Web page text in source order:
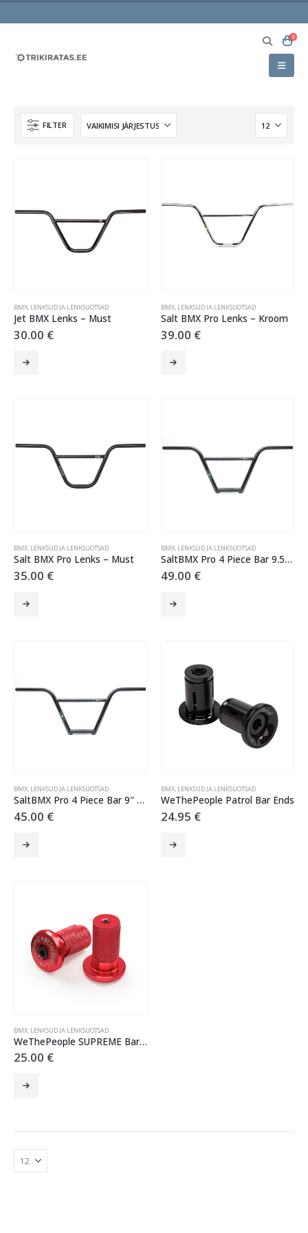
0
FILTER
BMX, LENKSUD JA LENKSUOTSAD
Jet BMX Lenks – Must
30.00 €
BMX, LENKSUD JA LENKSUOTSAD
Salt BMX Pro Lenks – Kroom
39.00 €
BMX, LENKSUD JA LENKSUOTSAD
Salt BMX Pro Lenks – Must
35.00 €
BMX, LENKSUD JA LENKSUOTSAD
SaltBMX Pro 4 Piece Bar 9.5″ – Black
49.00 €
BMX, LENKSUD JA LENKSUOTSAD
SaltBMX Pro 4 Piece Bar 9″ – Black
45.00 €
BMX, LENKSUD JA LENKSUOTSAD
WeThePeople Patrol Bar Ends
24.95 €
BMX, LENKSUD JA LENKSUOTSAD
WeThePeople SUPREME Bar Ends – Red
25.00 €